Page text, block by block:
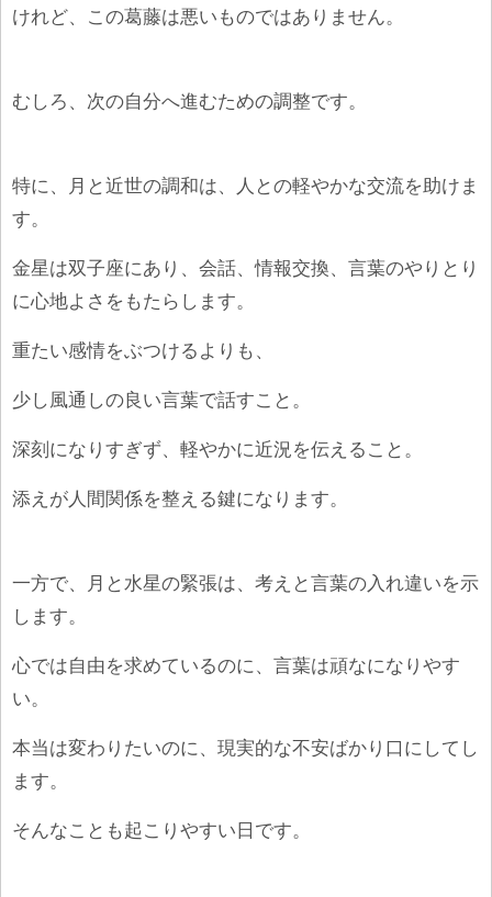
けれど、この葛藤は悪いものではありません。
むしろ、次の自分へ進むための調整です。
特に、月と近世の調和は、人との軽やかな交流を助けま
す。
金星は双子座にあり、会話、情報交換、言葉のやりとり
に心地よさをもたらします。
重たい感情をぶつけるよりも、
少し風通しの良い言葉で話すこと。
深刻になりすぎず、軽やかに近況を伝えること。
添えが人間関係を整える鍵になります。
一方で、月と水星の緊張は、考えと言葉の入れ違いを示
します。
心では自由を求めているのに、言葉は頑なになりやす
い。
本当は変わりたいのに、現実的な不安ばかり口にしてし
ます。
そんなことも起こりやすい日です。